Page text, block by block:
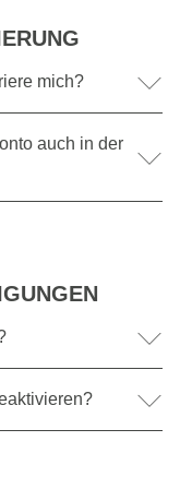
mich?
und das
Kundenkonto. Die
auch in der